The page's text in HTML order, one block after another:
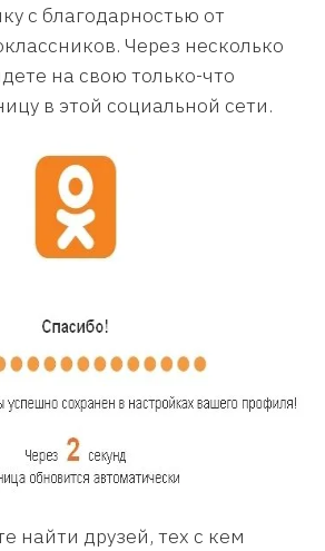
с благодарностью от
Через несколько
на свою только-что
в этой социальной сети.
найти друзей, тех с кем